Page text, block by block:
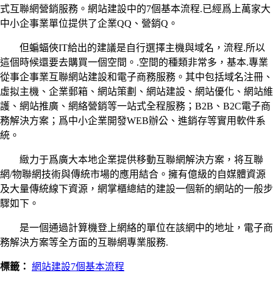
式互聯網營銷服務。網站建設中的7個基本流程.已經爲上萬家大
中小企事業單位提供了企業QQ、營銷Q。
但蝙蝠俠IT給出的建議是自行選擇主機與域名，流程.所以
這個時候還要去購買一個空間。.空間的種類非常多，基本.專業
從事企事業互聯網站建設和電子商務服務。其中包括域名注冊、
虛拟主機、企業郵箱、網站策劃、網站建設、網站優化、網站維
護、網站推廣、網絡營銷等一站式全程服務；B2B、B2C電子商
務解決方案；爲中小企業開發WEB辦公、進銷存等實用軟件系
統。
緻力于爲廣大本地企業提供移動互聯網解決方案，将互聯
網/物聯網技術與傳統市場的應用結合。擁有億級的自媒體資源
及大量傳統線下資源，網掌櫃總結的建設一個新的網站的一般步
驟如下。
是一個通過計算機登上網絡的單位在該網中的地址，電子商
務解決方案等全方面的互聯網專業服務.
標籤： 網站建設7個基本流程